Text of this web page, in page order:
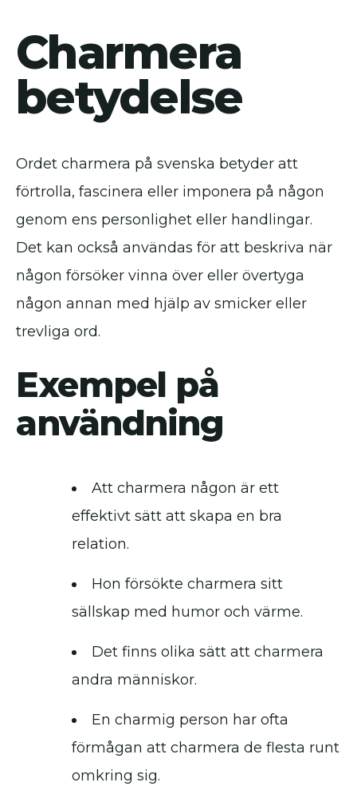
Charmera
betydelse
Ordet charmera på svenska betyder att
förtrolla, fascinera eller imponera på någon
genom ens personlighet eller handlingar.
Det kan också användas för att beskriva när
någon försöker vinna över eller övertyga
någon annan med hjälp av smicker eller
trevliga ord.
Exempel på
användning
Att charmera någon är ett
effektivt sätt att skapa en bra
relation.
Hon försökte charmera sitt
sällskap med humor och värme.
Det finns olika sätt att charmera
andra människor.
En charmig person har ofta
förmågan att charmera de flesta runt
omkring sig.